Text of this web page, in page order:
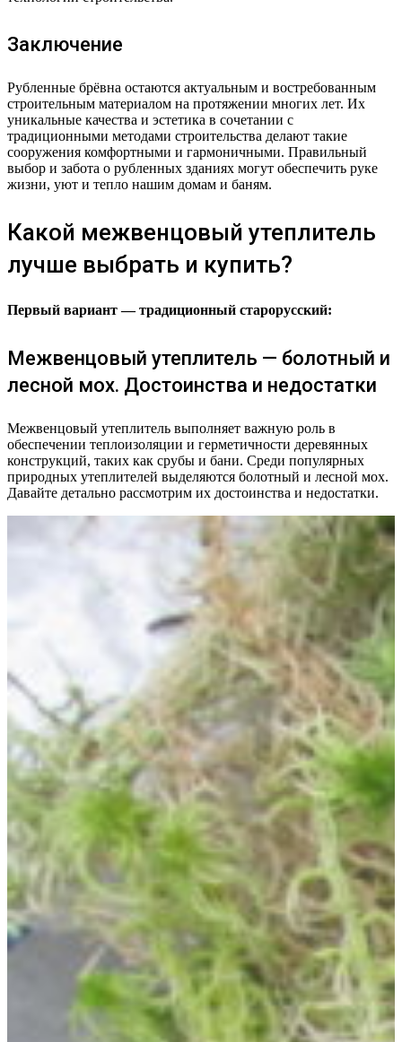
Заключение
Рубленные брёвна остаются актуальным и востребованным
строительным материалом на протяжении многих лет. Их
уникальные качества и эстетика в сочетании с
традиционными методами строительства делают такие
сооружения комфортными и гармоничными. Правильный
выбор и забота о рубленных зданиях могут обеспечить руке
жизни, уют и тепло нашим домам и баням.
Какой межвенцовый утеплитель
лучше выбрать и купить?
Первый вариант — традиционный старорусский:
Межвенцовый утеплитель — болотный и
лесной мох. Достоинства и недостатки
Межвенцовый утеплитель выполняет важную роль в
обеспечении теплоизоляции и герметичности деревянных
конструкций, таких как срубы и бани. Среди популярных
природных утеплителей выделяются болотный и лесной мох.
Давайте детально рассмотрим их достоинства и недостатки.